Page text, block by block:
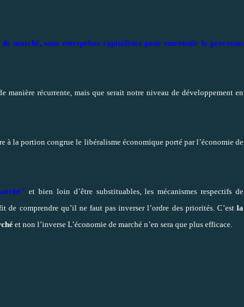
marché, sans entreprises capitalistes pour entretenir le processus
manière récurrente, mais que serait notre niveau de développement en
à la portion congrue le libéralisme économique porté par l’économie de
et bien loin d’être substituables, les mécanismes respectifs de
comprendre qu’il ne faut pas inverser l’ordre des priorités. C’est la
et non l’inverse L’économie de marché n’en sera que plus efficace.